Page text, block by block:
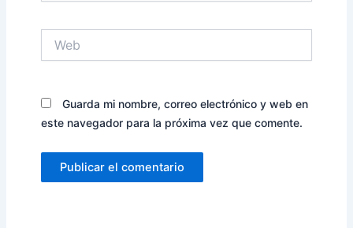
Guarda mi nombre, correo electrónico y web en
este navegador para la próxima vez que comente.